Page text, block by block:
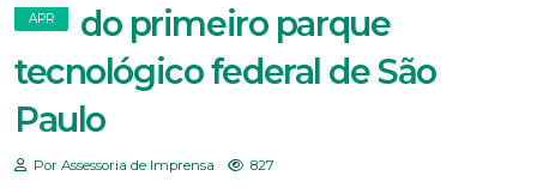
APR
do primeiro parque
tecnológico federal de São
Paulo
Por Assessoria de Imprensa 827